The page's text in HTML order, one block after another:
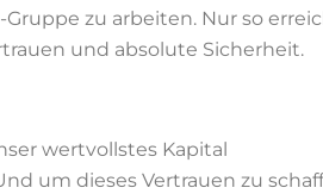
zu arbeiten. Nur so
und absolute Sicherheit.
wertvollstes Kapital
um dieses Vertrauen zu